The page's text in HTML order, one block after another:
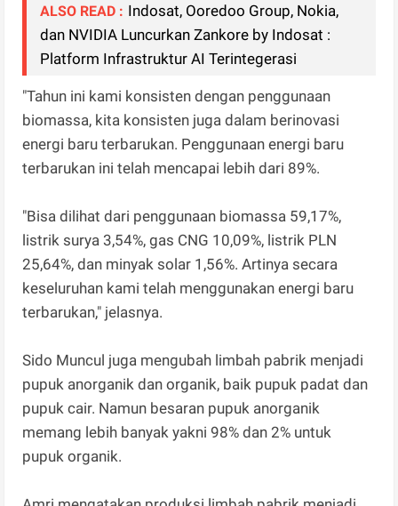
ALSO READ : Indosat, Ooredoo Group, Nokia,
dan NVIDIA Luncurkan Zankore by Indosat :
Platform Infrastruktur AI Terintegerasi
"Tahun ini kami konsisten dengan penggunaan
biomassa, kita konsisten juga dalam berinovasi
energi baru terbarukan. Penggunaan energi baru
terbarukan ini telah mencapai lebih dari 89%.
"Bisa dilihat dari penggunaan biomassa 59,17%,
listrik surya 3,54%, gas CNG 10,09%, listrik PLN
25,64%, dan minyak solar 1,56%. Artinya secara
keseluruhan kami telah menggunakan energi baru
terbarukan," jelasnya.
Sido Muncul juga mengubah limbah pabrik menjadi
pupuk anorganik dan organik, baik pupuk padat dan
pupuk cair. Namun besaran pupuk anorganik
memang lebih banyak yakni 98% dan 2% untuk
pupuk organik.